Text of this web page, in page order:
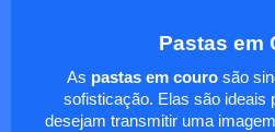
Pastas em
As pastas em courosão
sofisticação. Elas são ideais
desejam transmitir uma